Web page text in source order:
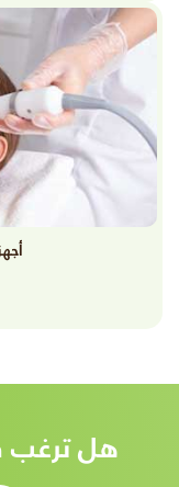
هل ترغب